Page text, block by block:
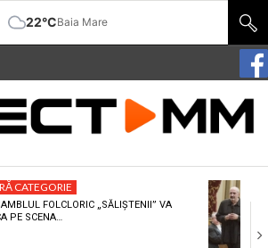
22°CBaia Mare
CATEGORIE
FOLCLORIC „SĂLIȘTENII” VA
PE SCENA…